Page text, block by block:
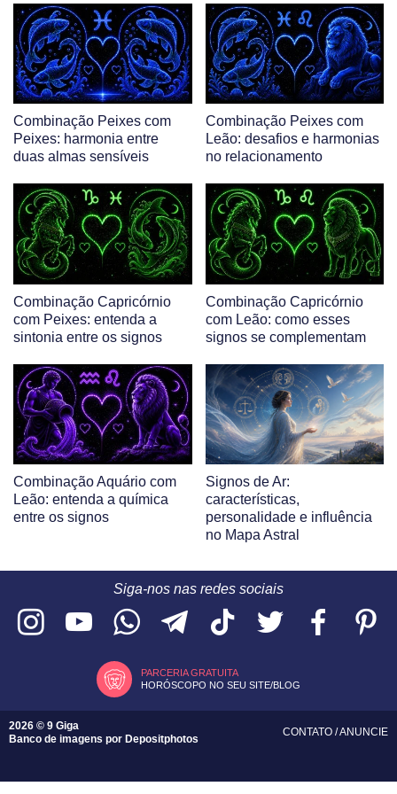
Combinação Peixes com
Peixes: harmonia entre
duas almas sensíveis
Combinação Peixes com
Leão: desafios e harmonias
no relacionamento
Combinação Capricórnio
com Peixes: entenda a
sintonia entre os signos
Combinação Capricórnio
com Leão: como esses
signos se complementam
Combinação Aquário com
Leão: entenda a química
entre os signos
Signos de Ar:
características,
personalidade e influência
no Mapa Astral
Siga-nos nas redes sociais
PARCERIA GRATUITA
HORÓSCOPO NO SEU SITE/BLOG
2026 © 9 Giga
Banco de imagens por Depositphotos
CONTATO /ANUNCIE